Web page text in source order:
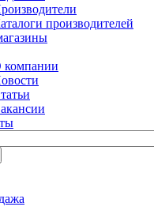
производителей
компании